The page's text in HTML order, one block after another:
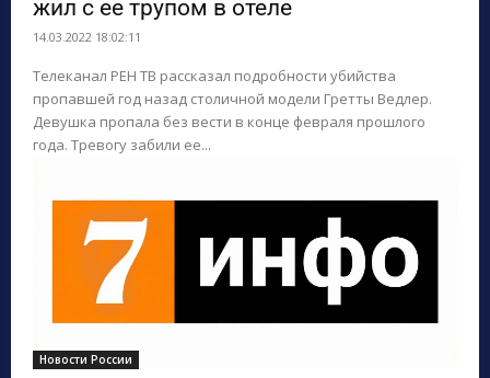
жил с ее трупом в отеле
14.03.2022 18:02:11
Телеканал РЕН ТВ рассказал подробности убийства
пропавшей год назад столичной модели Гретты Ведлер.
Девушка пропала без вести в конце февраля прошлого
года. Тревогу забили ее...
Новости России